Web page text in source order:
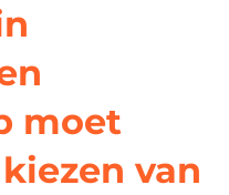
moet
van